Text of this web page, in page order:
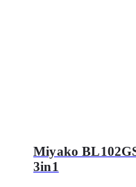
Miyako
3in1